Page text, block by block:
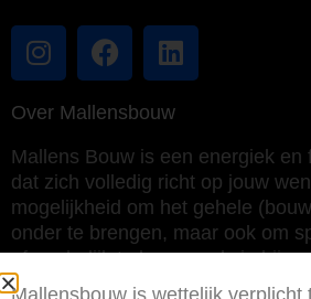
Over Mallensbouw
Mallens Bouw is een energiek en
dat zich volledig richt op jouw
mogelijkheid om het gehele
onder te brengen, maar ook om
afzonderlijk te leveren als je
eigen regie wilt uitvoeren.
Mallensbouw is wettelijk verplicht